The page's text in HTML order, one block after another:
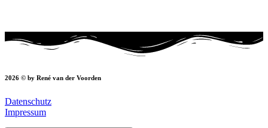
2026 © by René van der Voorden
Datenschutz
Impressum